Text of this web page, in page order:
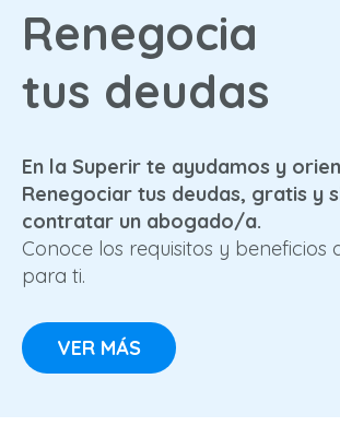
Renegocia
tus deudas
En la Superir te ayudamos y
Renegociar tus deudas, gratis y
contratar un abogado/a.
Conoce los requisitos y beneficios
para ti.
VER MÁS